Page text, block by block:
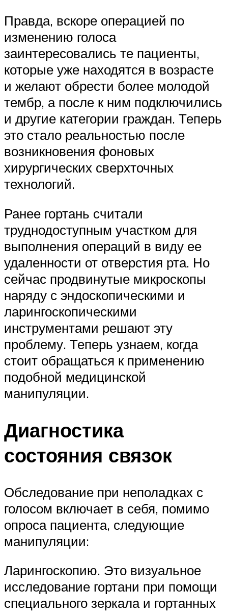
Правда, вскоре операцией по
изменению голоса
заинтересовались те пациенты,
которые уже находятся в возрасте
и желают обрести более молодой
тембр, а после к ним подключились
и другие категории граждан. Теперь
это стало реальностью после
возникновения фоновых
хирургических сверхточных
технологий.
Ранее гортань считали
труднодоступным участком для
выполнения операций в виду ее
удаленности от отверстия рта. Но
сейчас продвинутые микроскопы
наряду с эндоскопическими и
ларингоскопическими
инструментами решают эту
проблему. Теперь узнаем, когда
стоит обращаться к применению
подобной медицинской
манипуляции.
Диагностика
состояния связок
Обследование при неполадках с
голосом включает в себя, помимо
опроса пациента, следующие
манипуляции:
Ларингоскопию. Это визуальное
исследование гортани при помощи
специального зеркала и гортанных